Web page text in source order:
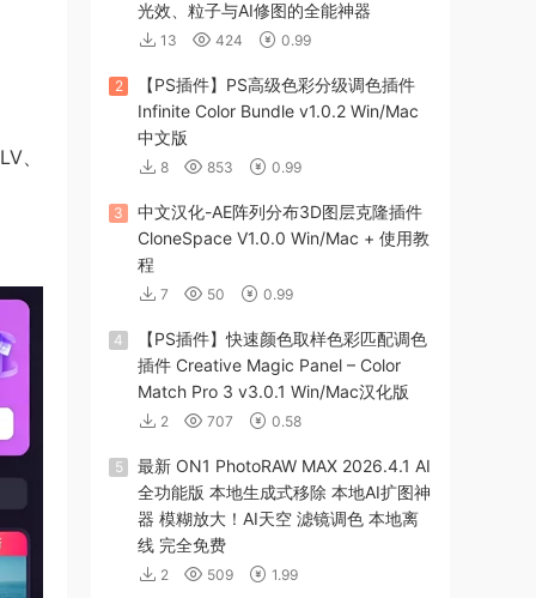
、
光效、粒子与AI修图的全能神器
13 424 0.99
2
【PS插件】PS高级色彩分级调色插件
Infinite Color Bundle v1.0.2 Win/Mac
中文版
8 853 0.99
3
中文汉化-AE阵列分布3D图层克隆插件
CloneSpace V1.0.0 Win/Mac + 使用教
程
7 50 0.99
4
【PS插件】快速颜色取样色彩匹配调色
插件 Creative Magic Panel – Color
Match Pro 3 v3.0.1 Win/Mac汉化版
2 707 0.58
5
最新 ON1 PhotoRAW MAX 2026.4.1 AI
全功能版 本地生成式移除 本地AI扩图神
器 模糊放大！AI天空 滤镜调色 本地离
线 完全免费
2 509 1.99